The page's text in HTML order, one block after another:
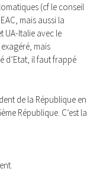
(cf le conseil
mais aussi la
Italie avec le
mais
d’Etat, il faut frappé
de la République en
République. C’est la